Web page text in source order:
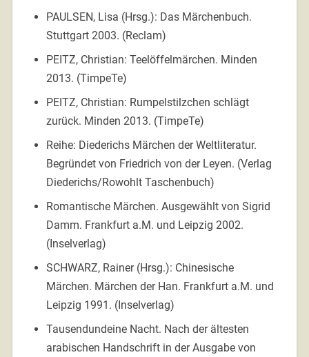
PAULSEN, Lisa (Hrsg.): Das Märchenbuch.
Stuttgart 2003. (Reclam)
PEITZ, Christian: Teelöffelmärchen. Minden
2013. (TimpeTe)
PEITZ, Christian: Rumpelstilzchen schlägt
zurück. Minden 2013. (TimpeTe)
Reihe: Diederichs Märchen der Weltliteratur.
Begründet von Friedrich von der Leyen. (Verlag
Diederichs/Rowohlt Taschenbuch)
Romantische Märchen. Ausgewählt von Sigrid
Damm. Frankfurt a.M. und Leipzig 2002.
(Inselverlag)
SCHWARZ, Rainer (Hrsg.): Chinesische
Märchen. Märchen der Han. Frankfurt a.M. und
Leipzig 1991. (Inselverlag)
Tausendundeine Nacht. Nach der ältesten
arabischen Handschrift in der Ausgabe von